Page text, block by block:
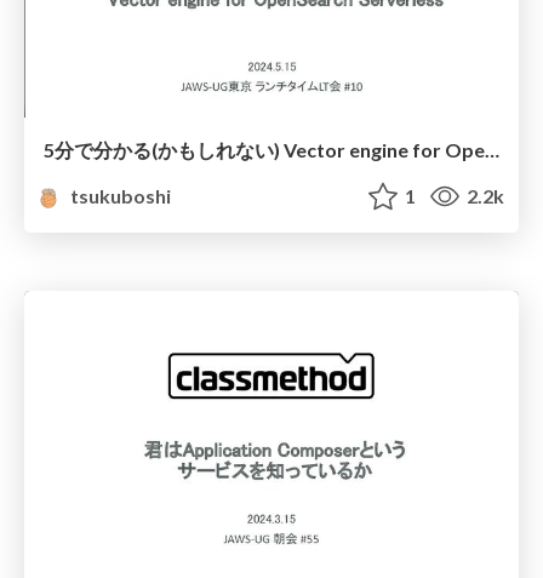
5分で分かる(かもしれない) Vector engine for OpenSearch Serverless
tsukuboshi
1 2.2k